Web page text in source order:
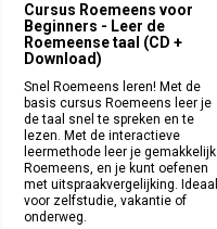
Cursus Roemeens voor
Beginners - Leer de
Roemeense taal (CD +
Download)
Snel Roemeens leren! Met de
basis cursus Roemeens leer je
de taal snel te spreken en te
lezen. Met de interactieve
leermethode leer je gemakkelijk
Roemeens, en je kunt oefenen
met uitspraakvergelijking. Ideaal
voor zelfstudie, vakantie of
onderweg.